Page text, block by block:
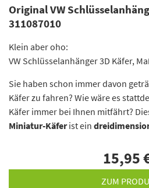
Original VW
311087010
Klein aber oho:
VW Schlüsselanhänger 3D Käfer,
Sie haben schon immer davon
Käfer zu fahren? Wie wäre es
Käfer immer bei Ihnen mitfährt?
Miniatur-Käferist ein
15,95
ZUM